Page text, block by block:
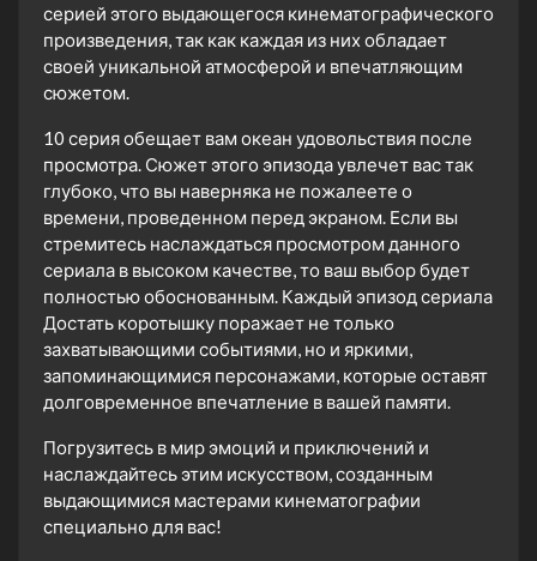
серией этого выдающегося кинематографического
произведения, так как каждая из них обладает
своей уникальной атмосферой и впечатляющим
сюжетом.
10 серия обещает вам океан удовольствия после
просмотра. Сюжет этого эпизода увлечет вас так
глубоко, что вы наверняка не пожалеете о
времени, проведенном перед экраном. Если вы
стремитесь наслаждаться просмотром данного
сериала в высоком качестве, то ваш выбор будет
полностью обоснованным. Каждый эпизод сериала
Достать коротышку поражает не только
захватывающими событиями, но и яркими,
запоминающимися персонажами, которые оставят
долговременное впечатление в вашей памяти.
Погрузитесь в мир эмоций и приключений и
наслаждайтесь этим искусством, созданным
выдающимися мастерами кинематографии
специально для вас!